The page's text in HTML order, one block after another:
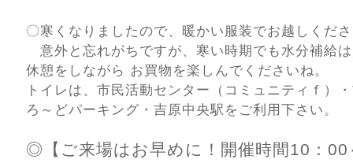
〇寒くなりましたので、暖かい服装でお越しくだ
意外と忘れがちですが、寒い時期でも水分補給
休憩をしながら お買物を楽しんでくださいね。
トイレは、市民活動センター（コミュニティｆ）
ろ～どパーキング・吉原中央駅をご利用下さい。
◎【ご来場はお早めに！開催時間10：00